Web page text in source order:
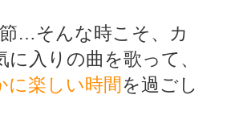
…そんな時こそ、カ
入りの曲を歌って、
に楽しい時間を過ごし